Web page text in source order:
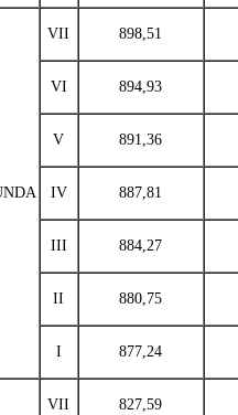
VII 898,51
VI 894,93
V 891,36
IV 887,81
III 884,27
II 880,75
I 877,24
VII 827,59